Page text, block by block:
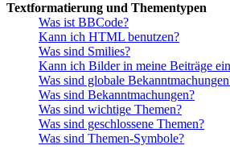
Textformatierung und Thementypen
Was ist BBCode?
Kann ich HTML benutzen?
Was sind Smilies?
Kann ich Bilder in meine Beiträge
Was sind globale
Was sind Bekanntmachungen?
Was sind wichtige Themen?
Was sind geschlossene Themen?
Was sind Themen-Symbole?